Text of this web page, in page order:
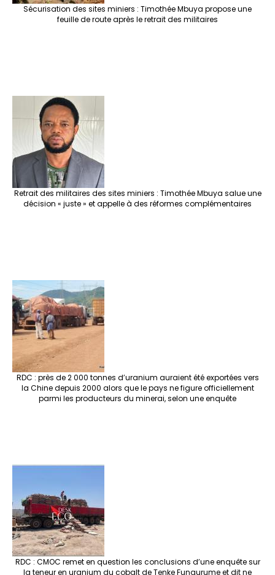
Sécurisation des sites miniers : Timothée Mbuya propose une
feuille de route après le retrait des militaires
Retrait des militaires des sites miniers : Timothée Mbuya salue une
décision « juste » et appelle à des réformes complémentaires
RDC : près de 2 000 tonnes d’uranium auraient été exportées vers
la Chine depuis 2000 alors que le pays ne figure officiellement
parmi les producteurs du minerai, selon une enquête
RDC : CMOC remet en question les conclusions d’une enquête sur
la teneur en uranium du cobalt de Tenke Fungurume et dit ne